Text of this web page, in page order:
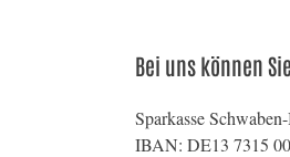
Bei uns können
Sparkasse
IBAN: DE13 7315